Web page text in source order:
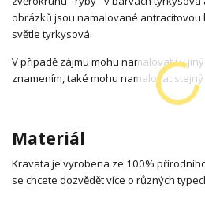
obrázků jsou namalované
světle tyrkysová.
V případě zájmu mohu namalovat i v
znamením, také mohu namalovat
Materiál
Kravata je vyrobena ze 100%
se chcete dozvědět více o různých